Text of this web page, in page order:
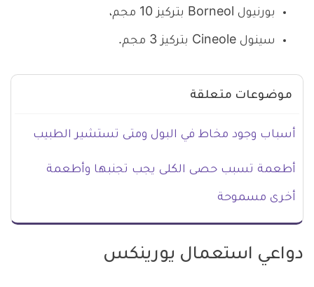
بورنيول Borneol بتركيز 10 مجم،
سينول Cineole بتركيز 3 مجم.
موضوعات متعلقة
أسباب وجود مخاط في البول ومتى تستشير الطبيب
أطعمة تسبب حصى الكلى يجب تجنبها وأطعمة
أخرى مسموحة
دواعي استعمال يورينكس